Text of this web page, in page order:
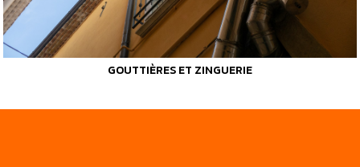
GOUTTIÈRES ET ZINGUERIE